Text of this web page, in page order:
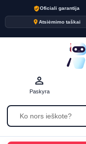
verified_userOficiali garantija
placeAtsiėmimo taškai
person_outline
Paskyra